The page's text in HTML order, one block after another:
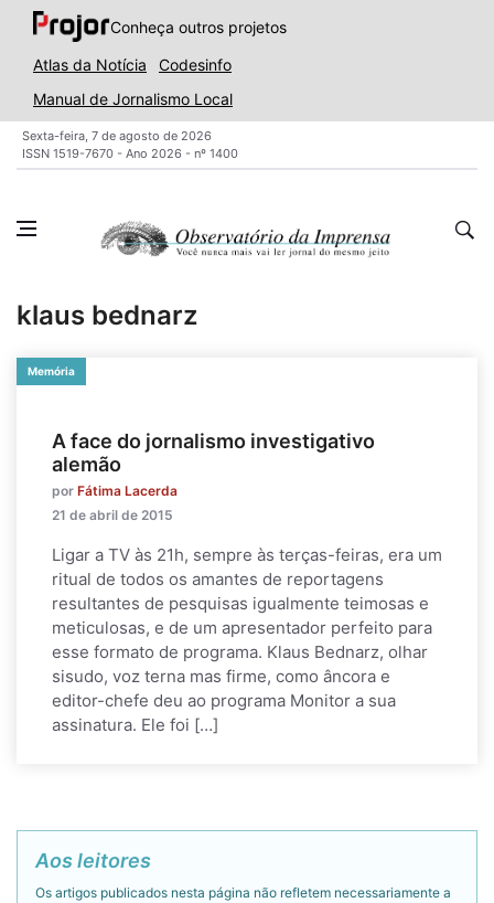
Conheça outros projetos
Atlas da Notícia
Codesinfo
Manual de Jornalismo Local
Sexta-feira, 7 de agosto de 2026
ISSN 1519-7670 - Ano 2026 - nº 1400
klaus bednarz
Memória
A face do jornalismo investigativo
alemão
por Fátima Lacerda
21 de abril de 2015
Ligar a TV às 21h, sempre às terças-feiras, era um
ritual de todos os amantes de reportagens
resultantes de pesquisas igualmente teimosas e
meticulosas, e de um apresentador perfeito para
esse formato de programa. Klaus Bednarz, olhar
sisudo, voz terna mas firme, como âncora e
editor-chefe deu ao programa Monitor a sua
assinatura. Ele foi […]
Aos leitores
Os artigos publicados nesta página não refletem necessariamente a